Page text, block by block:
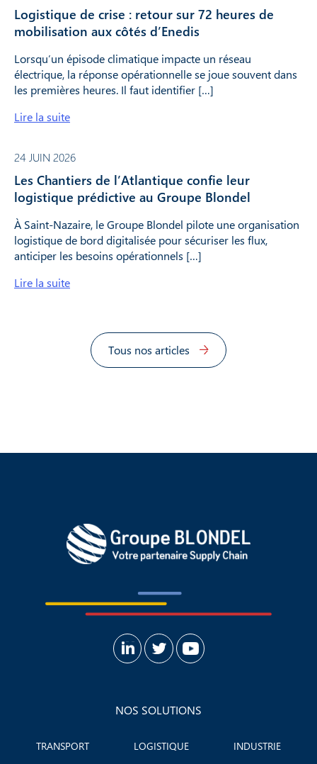
Logistique de crise : retour sur 72 heures de
mobilisation aux côtés d’Enedis
Lorsqu’un épisode climatique impacte un réseau
électrique, la réponse opérationnelle se joue souvent dans
les premières heures. Il faut identifier […]
Lire la suite
24 JUIN 2026
Les Chantiers de l’Atlantique confie leur
logistique prédictive au Groupe Blondel
À Saint-Nazaire, le Groupe Blondel pilote une organisation
logistique de bord digitalisée pour sécuriser les flux,
anticiper les besoins opérationnels […]
Lire la suite
Tous nos articles
NOS SOLUTIONS
TRANSPORT LOGISTIQUE INDUSTRIE